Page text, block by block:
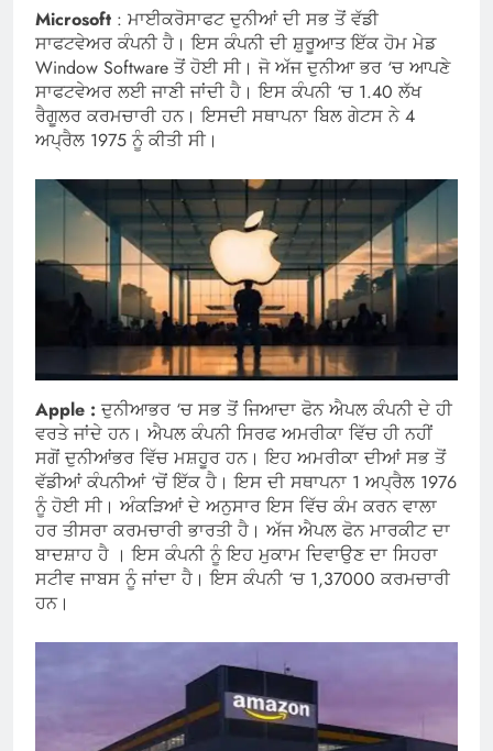
Microsoft : ਮਾਈਕਰੋਸਾਫਟ ਦੁਨੀਆਂ ਦੀ ਸਭ ਤੋਂ ਵੱਡੀ
ਸਾਫਟਵੇਅਰ ਕੰਪਨੀ ਹੈ। ਇਸ ਕੰਪਨੀ ਦੀ ਸ਼ੁਰੂਆਤ ਇੱਕ ਹੋਮ ਮੇਡ
Window Software ਤੋਂ ਹੋਈ ਸੀ। ਜੋ ਅੱਜ ਦੁਨੀਆ ਭਰ ‘ਚ ਆਪਣੇ
ਸਾਫਟਵੇਅਰ ਲਈ ਜਾਣੀ ਜਾਂਦੀ ਹੈ। ਇਸ ਕੰਪਨੀ ‘ਚ 1.40 ਲੱਖ
ਰੈਗੂਲਰ ਕਰਮਚਾਰੀ ਹਨ। ਇਸਦੀ ਸਥਾਪਨਾ ਬਿਲ ਗੇਟਸ ਨੇ 4
ਅਪ੍ਰੈਲ 1975 ਨੂੰ ਕੀਤੀ ਸੀ।
Apple : ਦੁਨੀਆਭਰ ‘ਚ ਸਭ ਤੋਂ ਜਿਆਦਾ ਫੋਨ ਐਪਲ ਕੰਪਨੀ ਦੇ ਹੀ
ਵਰਤੇ ਜਾਂਦੇ ਹਨ। ਐਪਲ ਕੰਪਨੀ ਸਿਰਫ ਅਮਰੀਕਾ ਵਿੱਚ ਹੀ ਨਹੀਂ
ਸਗੋਂ ਦੁਨੀਆਂਭਰ ਵਿੱਚ ਮਸ਼ਹੂਰ ਹਨ। ਇਹ ਅਮਰੀਕਾ ਦੀਆਂ ਸਭ ਤੋਂ
ਵੱਡੀਆਂ ਕੰਪਨੀਆਂ ‘ਚੋਂ ਇੱਕ ਹੈ। ਇਸ ਦੀ ਸਥਾਪਨਾ 1 ਅਪ੍ਰੈਲ 1976
ਨੂੰ ਹੋਈ ਸੀ। ਅੰਕੜਿਆਂ ਦੇ ਅਨੁਸਾਰ ਇਸ ਵਿੱਚ ਕੰਮ ਕਰਨ ਵਾਲਾ
ਹਰ ਤੀਸਰਾ ਕਰਮਚਾਰੀ ਭਾਰਤੀ ਹੈ। ਅੱਜ ਐਪਲ ਫੋਨ ਮਾਰਕੀਟ ਦਾ
ਬਾਦਸ਼ਾਹ ਹੈ । ਇਸ ਕੰਪਨੀ ਨੂੰ ਇਹ ਮੁਕਾਮ ਦਿਵਾਉਣ ਦਾ ਸਿਹਰਾ
ਸਟੀਵ ਜਾਬਸ ਨੂੰ ਜਾਂਦਾ ਹੈ। ਇਸ ਕੰਪਨੀ ‘ਚ 1,37000 ਕਰਮਚਾਰੀ
ਹਨ।